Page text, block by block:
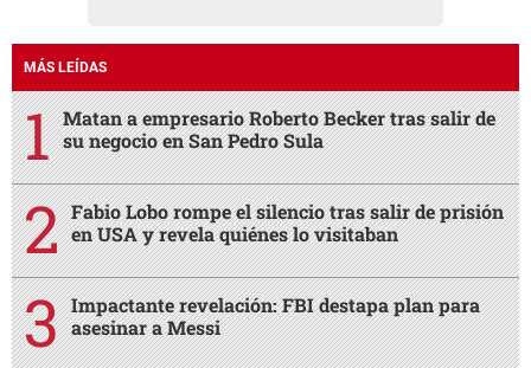
MÁS LEÍDAS
Matan a empresario Roberto Becker tras salir de
su negocio en San Pedro Sula
Fabio Lobo rompe el silencio tras salir de prisión
en USA y revela quiénes lo visitaban
Impactante revelación: FBI destapa plan para
asesinar a Messi